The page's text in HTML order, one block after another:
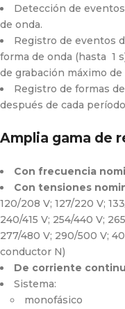
Detección de
de onda.
Registro de eventos
forma de onda (hasta 1
de grabación máximo de
Registro de formas
después de cada
Amplia gama de
Con frecuencia
Con tensiones
120/208 V; 127/220 V;
240/415 V; 254/440 V;
277/480 V; 290/500 V;
conductor N)
De corriente
Sistema:
monofásico